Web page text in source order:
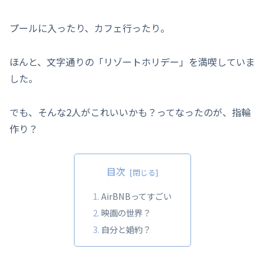
プールに入ったり、カフェ行ったり。
ほんと、文字通りの「リゾートホリデー」を満喫していま
した。
でも、そんな2人がこれいいかも？ってなったのが、指輪
作り？
目次
AirBNBってすごい
映画の世界？
自分と婚約？